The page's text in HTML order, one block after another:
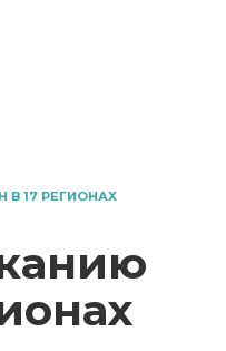
17 РЕГИОНАХ